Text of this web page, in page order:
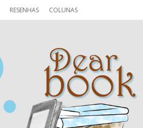
RESENHAS COLUNAS